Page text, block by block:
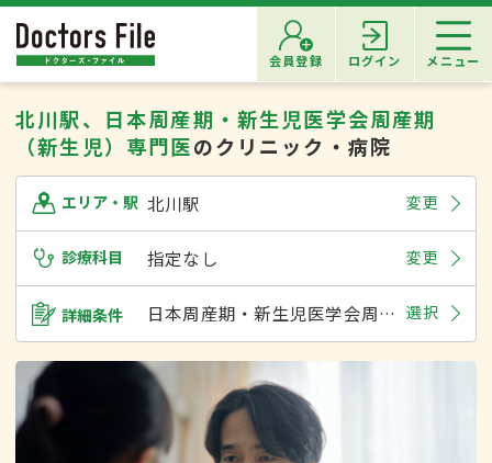
会員登録 ログイン メニュー
北川駅、日本周産期・新生児医学会周産期
（新生児）専門医のクリニック・病院
エリア・駅 北川駅 変更
診療科目 指定なし 変更
詳細条件 日本周産期・新生児医学会周産期（新生児）専門医 選択